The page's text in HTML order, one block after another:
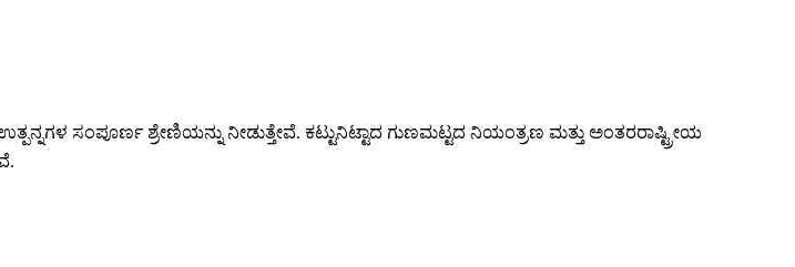
ಸಂಪೂರ್ಣ ಶ್ರೇಣಿಯನ್ನು ನೀಡುತ್ತೇವೆ. ಕಟ್ಟುನಿಟ್ಟಾದ ಗುಣಮಟ್ಟದ ನಿಯಂತ್ರಣ ಮತ್ತು ಅಂತರರಾಷ್ಟ್ರೀಯ